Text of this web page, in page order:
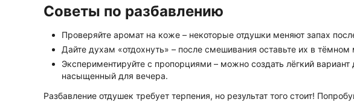
Советы по разбавлению
Проверяйте аромат на коже – некоторые отдушки меняют запах
Дайте духам «отдохнуть» – после смешивания оставьте их в тёмном
Экспериментируйте с пропорциями – можно создать лёгкий вариант
насыщенный для вечера.
Разбавление отдушек требует терпения, но результат того стоит!